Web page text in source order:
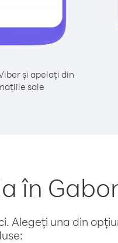
și apelați din
sale
în
Alegeți una din